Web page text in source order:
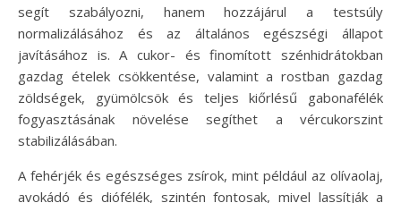
segít szabályozni, hanem hozzájárul a testsúly
normalizálásához és az általános egészségi állapot
javításához is. A cukor- és finomított szénhidrátokban
gazdag ételek csökkentése, valamint a rostban gazdag
zöldségek, gyümölcsök és teljes kiőrlésű gabonafélék
fogyasztásának növelése segíthet a vércukorszint
stabilizálásában.
A fehérjék és egészséges zsírok, mint például az olívaolaj,
avokádó és diófélék, szintén fontosak, mivel lassítják a